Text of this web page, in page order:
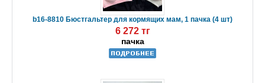
b16-8810 Бюстгальтер для кормящих мам, 1 пачка (4 шт)
6 272 тг
пачка